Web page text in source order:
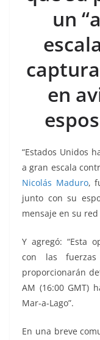
o
k
un
en
“Estados Unidos
a gran escala
Nicolás Maduro,
junto con su
mensaje en su
Y agregó: “Esta
con las fuerzas
proporcionarán
AM (16:00 GMT)
Mar-a-Lago”.
En una breve